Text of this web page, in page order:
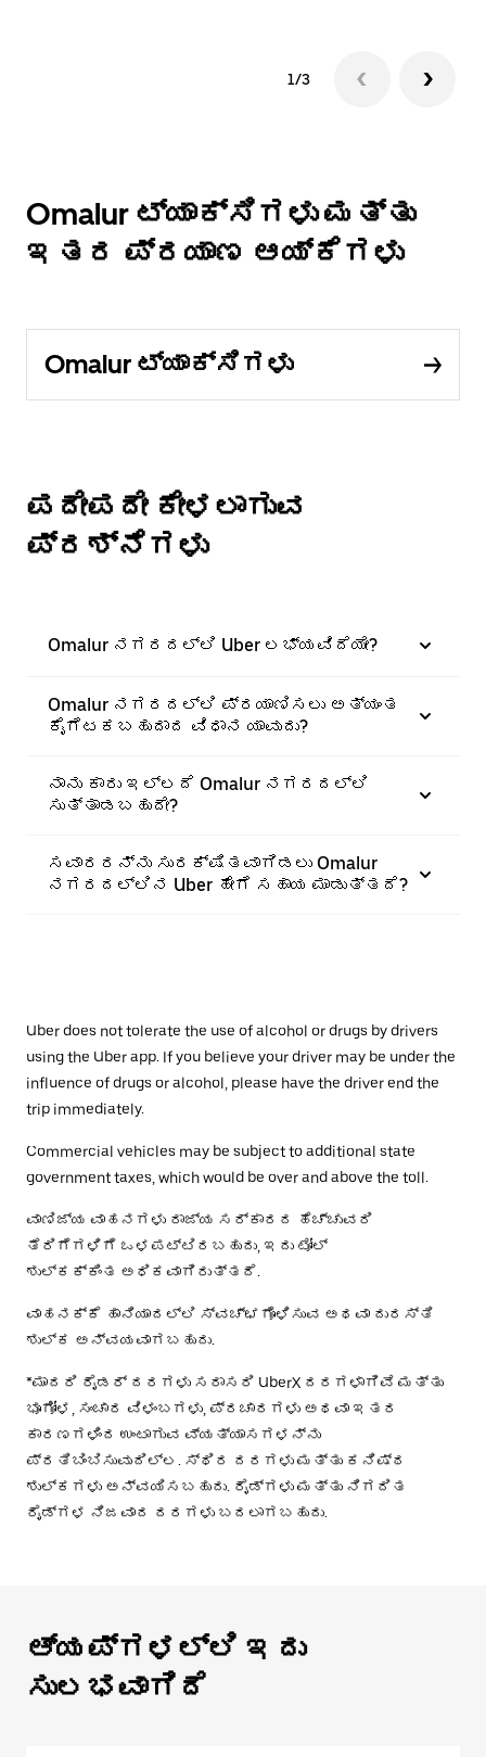
1/3
Omalur ಟ್ಯಾಕ್ಸಿಗಳು ಮತ್ತು
ಇತರ ಪ್ರಯಾಣ ಆಯ್ಕೆಗಳು
Omalur ಟ್ಯಾಕ್ಸಿಗಳು
ಪದೇಪದೇ ಕೇಳಲಾಗುವ
ಪ್ರಶ್ನೆಗಳು
Omalur ನಗರದಲ್ಲಿ Uber ಲಭ್ಯವಿದೆಯೇ?
Omalur ನಗರದಲ್ಲಿ ಪ್ರಯಾಣಿಸಲು ಅತ್ಯಂತ
ಕೈಗೆಟಕಬಹುದಾದ ವಿಧಾನ ಯಾವುದು?
ನಾನು ಕಾರು ಇಲ್ಲದೆ Omalur ನಗರದಲ್ಲಿ
ಸುತ್ತಾಡಬಹುದೇ?
ಸವಾರರನ್ನು ಸುರಕ್ಷಿತವಾಗಿಡಲು Omalur
ನಗರದಲ್ಲಿನ Uber ಹೇಗೆ ಸಹಾಯ ಮಾಡುತ್ತದೆ?
Uber does not tolerate the use of alcohol or drugs by drivers
using the Uber app. If you believe your driver may be under the
influence of drugs or alcohol, please have the driver end the
trip immediately.
Commercial vehicles may be subject to additional state
government taxes, which would be over and above the toll.
ವಾಣಿಜ್ಯ ವಾಹನಗಳು ರಾಜ್ಯ ಸರ್ಕಾರದ ಹೆಚ್ಚುವರಿ
ತೆರಿಗೆಗಳಿಗೆ ಒಳಪಟ್ಟಿರಬಹುದು, ಇದು ಟೋಲ್
ಶುಲ್ಕಕ್ಕಿಂತ ಅಧಿಕವಾಗಿರುತ್ತದೆ.
ವಾಹನಕ್ಕೆ ಹಾನಿಯಾದಲ್ಲಿ ಸ್ವಚ್ಛಗೊಳಿಸುವ ಅಥವಾ ದುರಸ್ತಿ
ಶುಲ್ಕ ಅನ್ವಯವಾಗಬಹುದು.
*ಮಾದರಿ ರೈಡರ್ ದರಗಳು ಸರಾಸರಿ UberX ದರಗಳಾಗಿವೆ ಮತ್ತು
ಭೂಗೋಳ, ಸಂಚಾರ ವಿಳಂಬಗಳು, ಪ್ರಚಾರಗಳು ಅಥವಾ ಇತರ
ಕಾರಣಗಳಿಂದ ಉಂಟಾಗುವ ವ್ಯತ್ಯಾಸಗಳನ್ನು
ಪ್ರತಿಬಿಂಬಿಸುವುದಿಲ್ಲ. ಸ್ಥಿರ ದರಗಳು ಮತ್ತು ಕನಿಷ್ಠ
ಶುಲ್ಕಗಳು ಅನ್ವಯಿಸಬಹುದು. ರೈಡ್‌ಗಳು ಮತ್ತು ನಿಗದಿತ
ರೈಡ್‌ಗಳ ನಿಜವಾದ ದರಗಳು ಬದಲಾಗಬಹುದು.
ಆ್ಯಪ್‌‌ಗಳಲ್ಲಿ ಇದು
ಸುಲಭವಾಗಿದೆ